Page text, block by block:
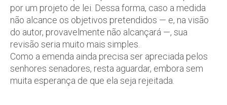
por um projeto de lei. Dessa forma, caso a medida
não alcance os objetivos pretendidos — e, na visão
do autor, provavelmente não alcançará —, sua
revisão seria muito mais simples.
Como a emenda ainda precisa ser apreciada pelos
senhores senadores, resta aguardar, embora sem
muita esperança de que ela seja rejeitada.